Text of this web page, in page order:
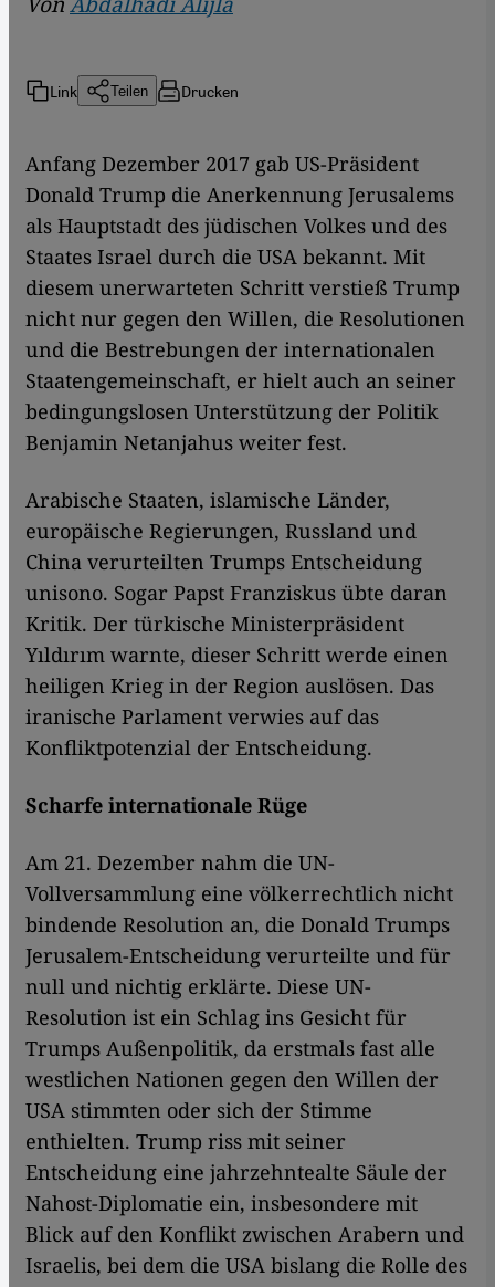
Link Teilen Drucken
Anfang Dezember 2017 gab US-Präsident
Donald Trump die Anerkennung Jerusalems
als Hauptstadt des jüdischen Volkes und des
Staates Israel durch die USA bekannt. Mit
diesem unerwarteten Schritt verstieß Trump
nicht nur gegen den Willen, die Resolutionen
und die Bestrebungen der internationalen
Staatengemeinschaft, er hielt auch an seiner
bedingungslosen Unterstützung der Politik
Benjamin Netanjahus weiter fest.
Arabische Staaten, islamische Länder,
europäische Regierungen, Russland und
China verurteilten Trumps Entscheidung
unisono. Sogar Papst Franziskus übte daran
Kritik. Der türkische Ministerpräsident
Yıldırım warnte, dieser Schritt werde einen
heiligen Krieg in der Region auslösen. Das
iranische Parlament verwies auf das
Konfliktpotenzial der Entscheidung.
Scharfe internationale Rüge
Am 21. Dezember nahm die UN-
Vollversammlung eine völkerrechtlich nicht
bindende Resolution an, die Donald Trumps
Jerusalem-Entscheidung verurteilte und für
null und nichtig erklärte. Diese UN-
Resolution ist ein Schlag ins Gesicht für
Trumps Außenpolitik, da erstmals fast alle
westlichen Nationen gegen den Willen der
USA stimmten oder sich der Stimme
enthielten. Trump riss mit seiner
Entscheidung eine jahrzehntealte Säule der
Nahost-Diplomatie ein, insbesondere mit
Blick auf den Konflikt zwischen Arabern und
Israelis, bei dem die USA bislang die Rolle des